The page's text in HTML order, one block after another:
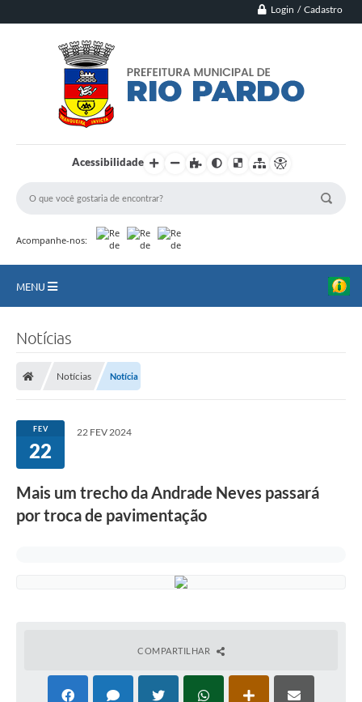
Login / Cadastro
Acessibilidade
Acompanhe-nos:
MENU
ACESSO À INFORMAÇÃO
Publicações Oficiais
Turismo
Notícias
Serviços ao Cidadão
Notícias
Notícias Notícia
FEV
22
22 FEV 2024
Mais um trecho da Andrade Neves passará
por troca de pavimentação
COMPARTILHAR